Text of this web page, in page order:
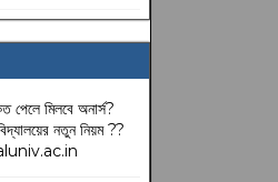
মিলবে অনার্স?
নতুন নিয়ম??